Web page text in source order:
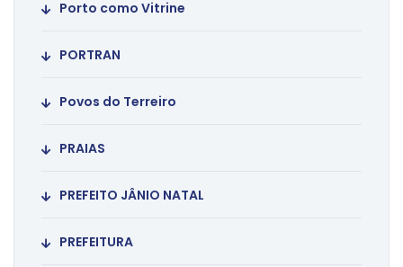
Porto como Vitrine
PORTRAN
Povos do Terreiro
PRAIAS
PREFEITO JÂNIO NATAL
PREFEITURA